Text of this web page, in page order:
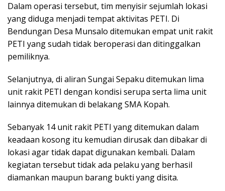
Dalam operasi tersebut, tim menyisir sejumlah lokasi
yang diduga menjadi tempat aktivitas PETI. Di
Bendungan Desa Munsalo ditemukan empat unit rakit
PETI yang sudah tidak beroperasi dan ditinggalkan
pemiliknya.
Selanjutnya, di aliran Sungai Sepaku ditemukan lima
unit rakit PETI dengan kondisi serupa serta lima unit
lainnya ditemukan di belakang SMA Kopah.
Sebanyak 14 unit rakit PETI yang ditemukan dalam
keadaan kosong itu kemudian dirusak dan dibakar di
lokasi agar tidak dapat digunakan kembali. Dalam
kegiatan tersebut tidak ada pelaku yang berhasil
diamankan maupun barang bukti yang disita.